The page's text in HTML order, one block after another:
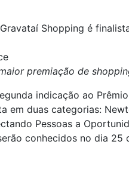
Shopping é
premiação de
indicação ao
em duas categorias:
Pessoas a
conhecidos no dia